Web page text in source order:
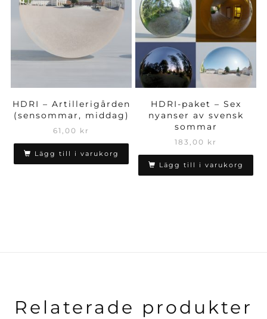
HDRI – Artillerigården
(sensommar, middag)
61,00 kr
Lägg till i varukorg
HDRI-paket – Sex
nyanser av svensk
sommar
183,00 kr
Lägg till i varukorg
Relaterade produkter